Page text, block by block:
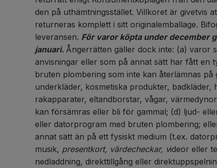
den på uthämtningsstället. Villkoret är givetvis
returneras komplett i sitt originalemballage.
leveransen. För varor köpta under december
januari. Ångerrätten gäller dock inte: (a) varor
anvisningar eller som på annat sätt har fått en
bruten plombering som inte kan återlämnas
underkläder, kosmetiska produkter,
rakapparater, eltandborstar, vågar,
kan försämras eller bli för gammal; (d) ljud-
eller datorprogram med bruten plombering;
annat sätt än på ett fysiskt medium (t.ex.
musik, presentkort, värdecheckar, videor eller
nedladdning, direkttillgång eller